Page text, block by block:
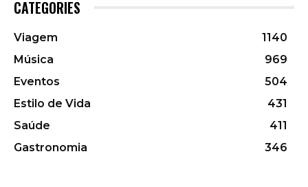
CATEGORIES
Viagem
1140
Música
969
Eventos
504
Estilo de Vida
431
Saúde
411
Gastronomia
346